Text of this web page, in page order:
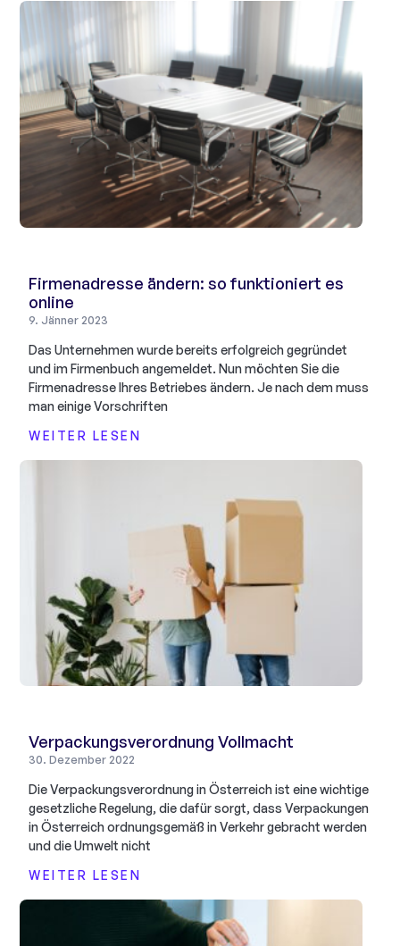
Firmenadresse ändern: so funktioniert es
online
9. Jänner 2023
Das Unternehmen wurde bereits erfolgreich gegründet
und im Firmenbuch angemeldet. Nun möchten Sie die
Firmenadresse Ihres Betriebes ändern. Je nach dem muss
man einige Vorschriften
WEITER LESEN
Verpackungsverordnung Vollmacht
30. Dezember 2022
Die Verpackungsverordnung in Österreich ist eine wichtige
gesetzliche Regelung, die dafür sorgt, dass Verpackungen
in Österreich ordnungsgemäß in Verkehr gebracht werden
und die Umwelt nicht
WEITER LESEN